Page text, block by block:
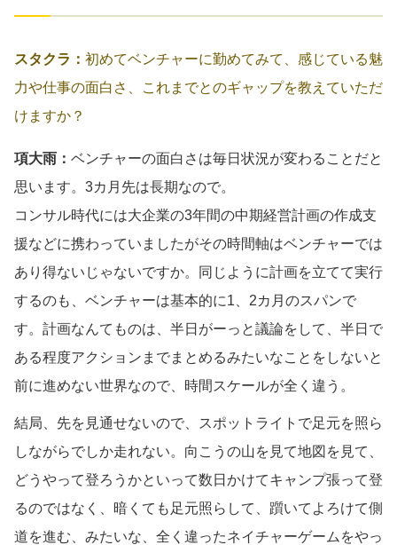
スタクラ： 初めてベンチャーに勤めてみて、感じている魅
力や仕事の面白さ、これまでとのギャップを教えていただ
けますか？
項大雨： ベンチャーの面白さは毎日状況が変わることだと
思います。3カ月先は長期なので。
コンサル時代には大企業の3年間の中期経営計画の作成支
援などに携わっていましたがその時間軸はベンチャーでは
あり得ないじゃないですか。同じように計画を立てて実行
するのも、ベンチャーは基本的に1、2カ月のスパンで
す。計画なんてものは、半日がーっと議論をして、半日で
ある程度アクションまでまとめるみたいなことをしないと
前に進めない世界なので、時間スケールが全く違う。
結局、先を見通せないので、スポットライトで足元を照ら
しながらでしか走れない。向こうの山を見て地図を見て、
どうやって登ろうかといって数日かけてキャンプ張って登
るのではなく、暗くても足元照らして、躓いてよろけて側
道を進む、みたいな、全く違ったネイチャーゲームをやっ